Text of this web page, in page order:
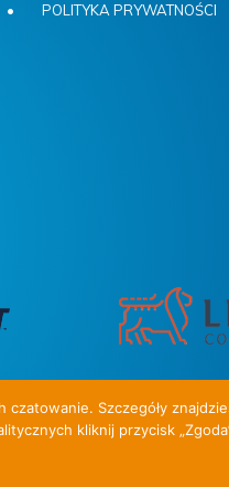
• POLITYKA PRYWATNOŚCI
Szczegóły
kliknij przycisk